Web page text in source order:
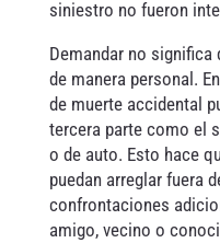
siniestro no fueron
Demandar no
de manera personal.
de muerte accidental
tercera parte como el
o de auto. Esto hace
puedan arreglar fuera
confrontaciones
amigo, vecino o